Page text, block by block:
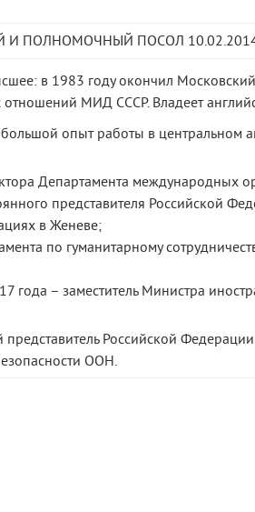
И ПОЛНОМОЧНЫЙ ПОСОЛ
в 1983 году окончил Московский
МИД СССР. Владеет
опыт работы в центральном
Департамента международных
представителя Российской
в Женеве;
по гуманитарному
года – заместитель Министра
Российской
ООН.